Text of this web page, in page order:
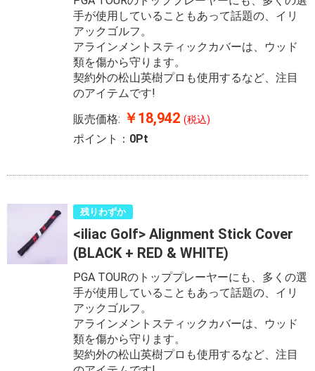
手が使用していることもあって話題の、イリ
アックゴルフ。
アラインメントスティックカバーは、ウッド
類を傷から守ります。
契約外の松山英樹プロも使用するなど、注目
のアイテムです!
販売価格: ￥18,942(税込)
ポイント： 0Pt
残りわずか
<iliac Golf> Alignment Stick Cover
(BLACK + RED & WHITE)
PGA TOURのトッププレーヤーにも、多くの選
手が使用していることもあって話題の、イリ
アックゴルフ。
アラインメントスティックカバーは、ウッド
類を傷から守ります。
契約外の松山英樹プロも使用するなど、注目